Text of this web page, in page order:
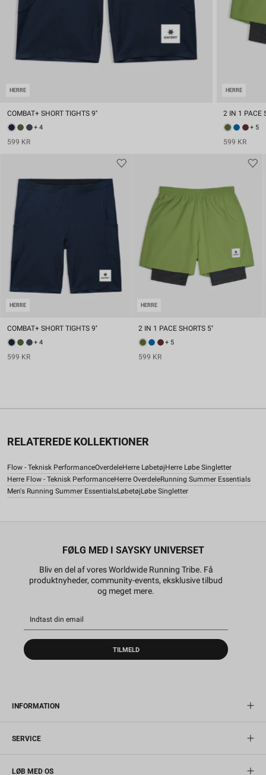
HERRE
COMBAT+ SHORT TIGHTS 9''
+ 4
599 KR
HERRE
2 IN 1 PACE
+ 5
599 KR
HERRE
COMBAT+ SHORT TIGHTS 9''
+ 4
599 KR
HERRE
2 IN 1 PACE SHORTS 5''
+ 5
599 KR
RELATEREDE KOLLEKTIONER
Flow - Teknisk PerformanceOverdeleHerre LøbetøjHerre Løbe Singletter
Herre Flow - Teknisk PerformanceHerre OverdeleRunning Summer Essentials
Men's Running Summer EssentialsLøbetøjLøbe Singletter
FØLG MED I SAYSKY UNIVERSET
Bliv en del af vores Worldwide Running Tribe. Få
produktnyheder, community-events, eksklusive tilbud
og meget mere.
TILMELD
INFORMATION
SERVICE
LØB MED OS